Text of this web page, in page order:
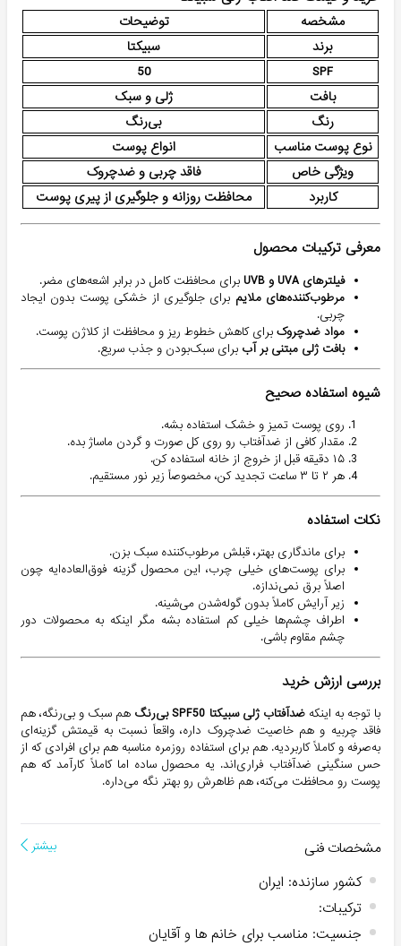
مشخصه
توضیحات
برند
سبیکتا
SPF
50
بافت
ژلی و سبک
رنگ
بی‌رنگ
نوع پوست مناسب
انواع پوست
ویژگی خاص
فاقد چربی و ضدچروک
کاربرد
محافظت روزانه و جلوگیری از پیری پوست
معرفی ترکیبات محصول
فیلترهای UVA و UVB
برای محافظت کامل در برابر اشعه‌های مضر.
مرطوب‌کننده‌های ملایم برای جلوگیری از خشکی پوست بدون ایجاد
چربی.
مواد ضدچروک برای کاهش خطوط ریز و محافظت از کلاژن پوست.
بافت ژلی مبتنی بر آب برای سبک‌بودن و جذب سریع.
شیوه استفاده صحیح
روی پوست تمیز و خشک استفاده بشه.
مقدار کافی از ضدآفتاب رو روی کل صورت و گردن ماساژ بده.
۱۵ دقیقه قبل از خروج از خانه استفاده کن.
هر ۲ تا ۳ ساعت تجدید کن، مخصوصاً زیر نور مستقیم.
نکات استفاده
برای ماندگاری بهتر، قبلش مرطوب‌کننده سبک بزن.
برای پوست‌های خیلی چرب، این محصول گزینه فوق‌العاده‌ایه چون
اصلاً برق نمی‌ندازه.
زیر آرایش کاملاً بدون گوله‌شدن می‌شینه.
اطراف چشم‌ها خیلی کم استفاده بشه مگر اینکه به محصولات دور
چشم مقاوم باشی.
بررسی ارزش خرید
با توجه به اینکهضدآفتاب ژلی سبیکتا SPF50 بی‌رنگ
هم سبک و بی‌رنگه، هم
فاقد چربیه و هم خاصیت ضدچروک داره، واقعاً نسبت به قیمتش گزینه‌ای
به‌صرفه و کاملاً کاربردیه. هم برای استفاده روزمره مناسبه هم برای افرادی که از
حس سنگینی ضدآفتاب فراری‌اند. یه محصول ساده اما کاملاً کارآمد که هم
پوست رو محافظت می‌کنه، هم ظاهرش رو بهتر نگه می‌داره.
مشخصات فنی بیشتر
کشور سازنده: ایران
ترکیبات:
جنسیت: مناسب برای خانم ها و آقایان